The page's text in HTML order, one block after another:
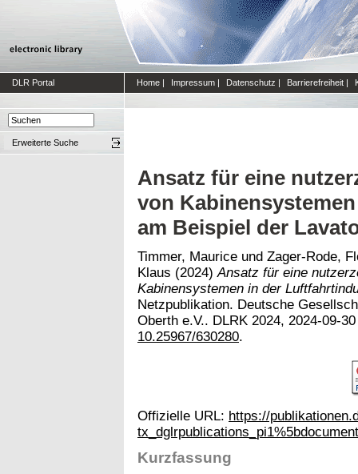
DLR Portal Home | Impressum | Datenschutz | Barrierefreiheit |
Erweiterte Suche
Ansatz für eine
von
am Beispiel der
Timmer, Maurice und Zager-Rode,
Klaus (2024) Ansatz für eine
Kabinensystemen in der
Netzpublikation. Deutsche
Oberth e.V.. DLRK 2024, 2024-09-
10.25967/630280.
Offizielle URL: https://
Kurzfassung